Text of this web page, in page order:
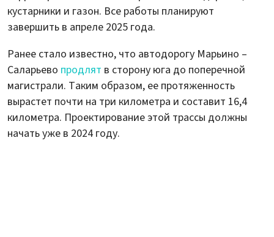
кустарники и газон. Все работы планируют
завершить в апреле 2025 года.
Ранее стало известно, что автодорогу Марьино –
Саларьево продлят в сторону юга до поперечной
магистрали. Таким образом, ее протяженность
вырастет почти на три километра и составит 16,4
километра. Проектирование этой трассы должны
начать уже в 2024 году.